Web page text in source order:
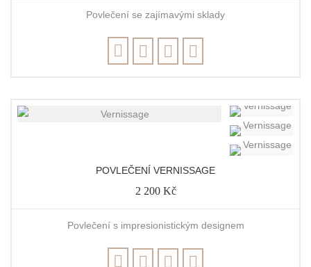
Povlečení se zajímavými sklady
POVLEČENÍ VERNISSAGE
2 200 Kč
Povlečení s impresionistickým designem